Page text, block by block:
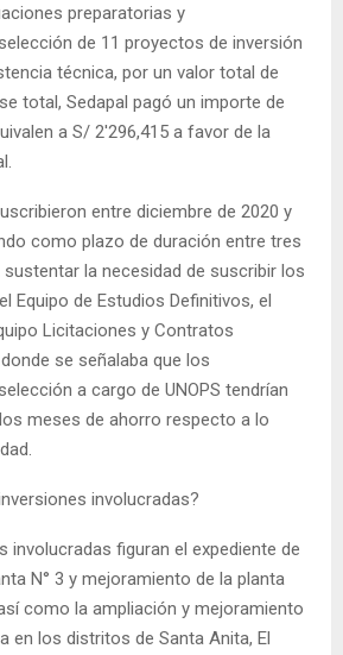
preparatorias y
de 11 proyectos de inversión
técnica, por un valor total de
total, Sedapal pagó un importe de
a S/ 2′296,415 a favor de la
entre diciembre de 2020 y
como plazo de duración entre tres
la necesidad de suscribir los
Equipo de Estudios Definitivos, el
Licitaciones y Contratos
se señalaba que los
a cargo de UNOPS tendrían
meses de ahorro respecto a lo
involucradas?
involucradas figuran el expediente de
N° 3 y mejoramiento de la planta
como la ampliación y mejoramiento
en los distritos de Santa Anita, El